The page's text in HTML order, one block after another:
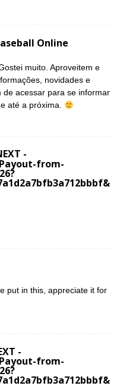
Online
muito. Aproveitem e
novidades e
de acessar para se informar
até a próxima.
-
from-
put in this, appreciate it for
-
from-